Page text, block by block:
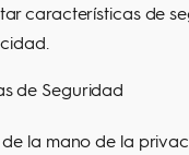
características de
de Seguridad
la mano de la